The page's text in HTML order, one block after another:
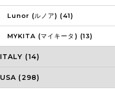
Lunor (ルノア) (41)
MYKITA (マイキータ) (13)
ITALY (14)
USA (298)